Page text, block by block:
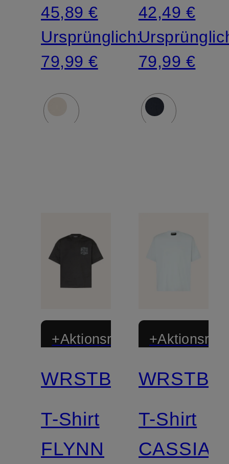
45,89 €
Ursprünglich:
79,99 €
42,49 €
79,99 €
+Aktionsrabatt
WRSTBHVR
T-Shirt
FLYNN
T-Shirt
CASSIAN